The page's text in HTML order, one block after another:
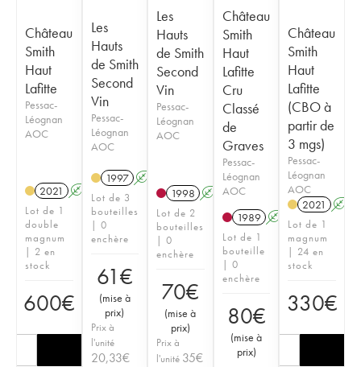
Château
Smith
Haut
Lafitte
Pessac-
Léognan
AOC
2021 A T
Lot de 1
double
magnum
| 2 en
stock
600€
Les
Hauts
de Smith
Second
Vin
Pessac-
Léognan
AOC
1997 A
Lot de 3
bouteilles
| 0
enchère
61€
(mise à
prix)
Prix à
l'unité
20,33€
Les
Hauts
de Smith
Second
Vin
Pessac-
Léognan
AOC
1998 A
Lot de 2
bouteilles
| 0
enchère
70€
(mise à
prix)
Prix à
l'unité 35€
Château
Smith
Haut
Lafitte
Cru
Classé
de
Graves
Pessac-
Léognan
AOC
1989 A
Lot de 1
bouteille
| 0
enchère
80€
(mise à
prix)
Château
Smith
Haut
Lafitte
(CBO à
partir de
3 mgs)
Pessac-
Léognan
AOC
2021
A
Lot de 1
magnum
| 24 en
stock
330€